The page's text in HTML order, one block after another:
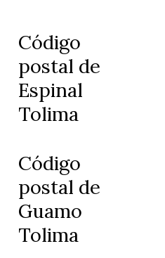
Código
postal de
Espinal
Tolima
Código
postal de
Guamo
Tolima